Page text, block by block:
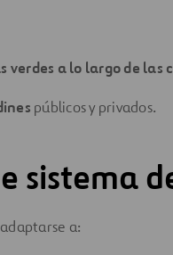
verdes a lo largo de las
públicos y privados.
sistema
a: